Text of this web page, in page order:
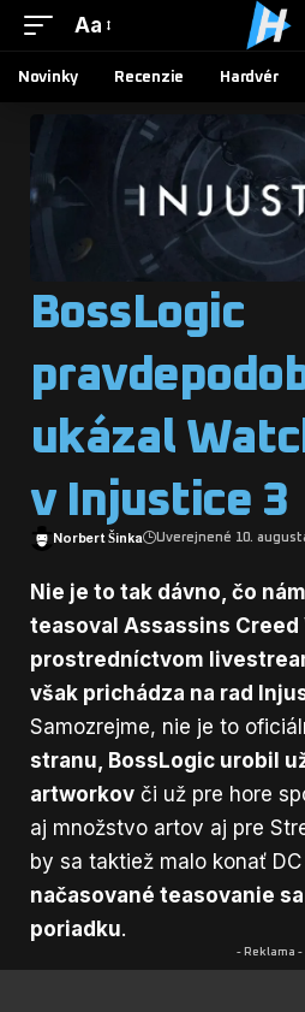
Aa
Novinky Recenzie Hardvér
BossLogic
ukázal
v Injustice 3
Norbert Šinka Uverejnené 10.
Nie je to tak dávno, čo
teasoval Assassins Creed
prostredníctvom
však prichádza na rad
Samozrejme, nie je to
stranu, BossLogic urobil
artworkov či už pre hore
aj množstvo artov aj pre
by sa taktiež malo konať DC
načasované teasovanie
poriadku.
- Reklama -